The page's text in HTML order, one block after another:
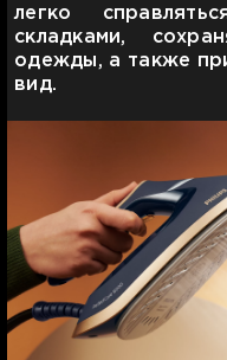
легко
складками,
одежды, а также
вид.